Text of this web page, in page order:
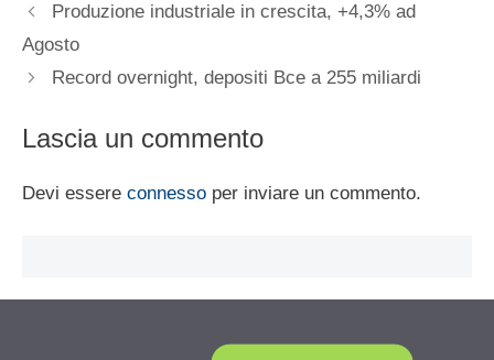
Produzione industriale in crescita, +4,3% ad
Agosto
Record overnight, depositi Bce a 255 miliardi
Lascia un commento
Devi essere connesso per inviare un commento.